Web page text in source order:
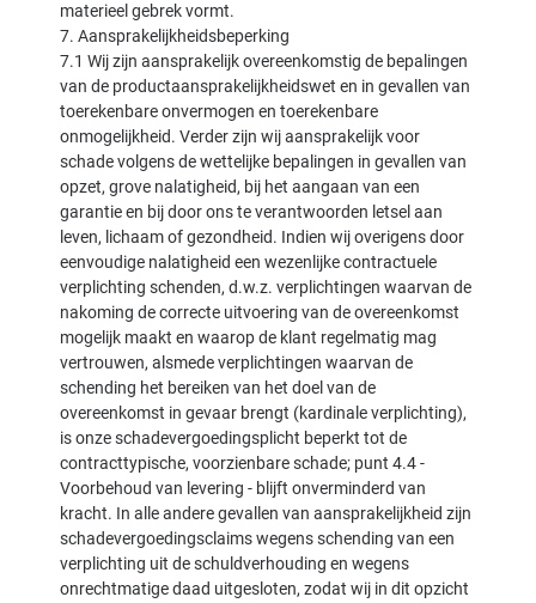
materieel gebrek vormt.
7. Aansprakelijkheidsbeperking
7.1 Wij zijn aansprakelijk overeenkomstig de bepalingen
van de productaansprakelijkheidswet en in gevallen van
toerekenbare onvermogen en toerekenbare
onmogelijkheid. Verder zijn wij aansprakelijk voor
schade volgens de wettelijke bepalingen in gevallen van
opzet, grove nalatigheid, bij het aangaan van een
garantie en bij door ons te verantwoorden letsel aan
leven, lichaam of gezondheid. Indien wij overigens door
eenvoudige nalatigheid een wezenlijke contractuele
verplichting schenden, d.w.z. verplichtingen waarvan de
nakoming de correcte uitvoering van de overeenkomst
mogelijk maakt en waarop de klant regelmatig mag
vertrouwen, alsmede verplichtingen waarvan de
schending het bereiken van het doel van de
overeenkomst in gevaar brengt (kardinale verplichting),
is onze schadevergoedingsplicht beperkt tot de
contracttypische, voorzienbare schade; punt 4.4 -
Voorbehoud van levering - blijft onverminderd van
kracht. In alle andere gevallen van aansprakelijkheid zijn
schadevergoedingsclaims wegens schending van een
verplichting uit de schuldverhouding en wegens
onrechtmatige daad uitgesloten, zodat wij in dit opzicht